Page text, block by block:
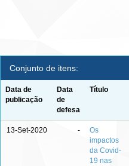
Conjunto de itens:
Data de
publicação
Data
de
defesa
Título
13-Set-2020 -
Os
impactos
da Covid-
19 nas